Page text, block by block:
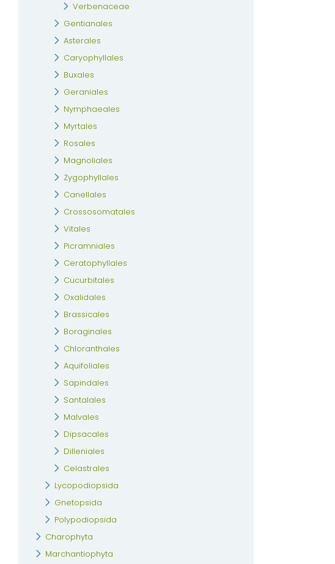
Verbenaceae
Gentianales
Asterales
Caryophyllales
Buxales
Geraniales
Nymphaeales
Myrtales
Rosales
Magnoliales
Zygophyllales
Canellales
Crossosomatales
Vitales
Picramniales
Ceratophyllales
Cucurbitales
Oxalidales
Brassicales
Boraginales
Chloranthales
Aquifoliales
Sapindales
Santalales
Malvales
Dipsacales
Dilleniales
Celastrales
Lycopodiopsida
Gnetopsida
Polypodiopsida
Charophyta
Marchantiophyta